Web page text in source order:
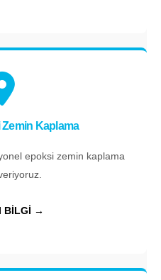
Kaplama
epoksi zemin kaplama
BİLGİ →